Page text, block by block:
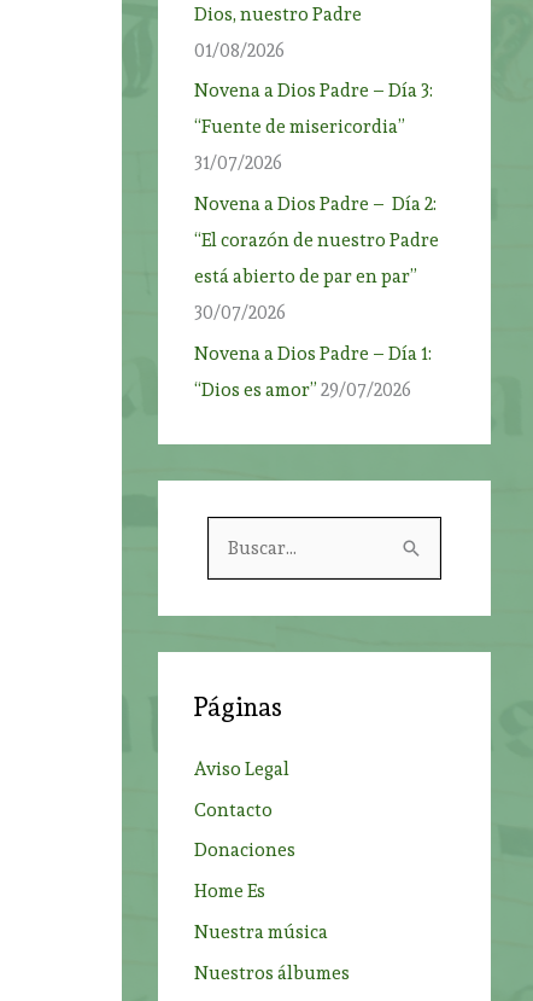
Dios, nuestro Padre
01/08/2026
Novena a Dios Padre – Día 3:
“Fuente de misericordia”
31/07/2026
Novena a Dios Padre – Día 2:
“El corazón de nuestro Padre
está abierto de par en par”
30/07/2026
Novena a Dios Padre – Día 1:
“Dios es amor” 29/07/2026
r
:
Páginas
Aviso Legal
Contacto
Donaciones
Home Es
Nuestra música
Nuestros álbumes